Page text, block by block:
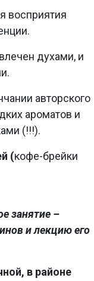
восприятия
духами, и
авторского
ароматов и
(!!!).
(кофе-брейки
занятие –
и лекцию его
в районе